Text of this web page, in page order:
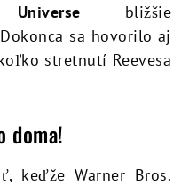
bližšie
sa hovorilo aj
stretnutí Reevesa
doma!
keďže Warner Bros.